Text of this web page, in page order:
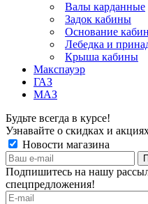
Валы карданные
Задок кабины
Основание
Лебедка и
Крыша кабины
Макспауэр
ГАЗ
МАЗ
Будьте всегда в курсе!
Узнавайте о скидках и
Новости магазина
Подпишитесь на нашу
спецпредложения!